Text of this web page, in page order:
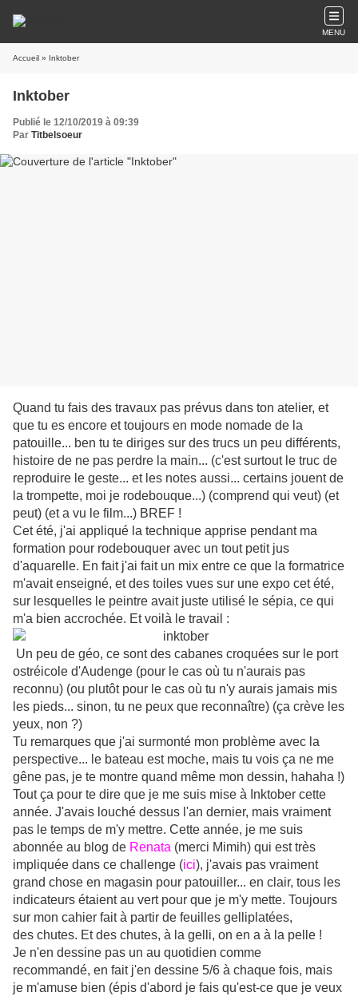
MENU
Accueil » Inktober
Inktober
Publié le 12/10/2019 à 09:39
Par Titbelsoeur
Quand tu fais des travaux pas prévus dans ton atelier, et
que tu es encore et toujours en mode nomade de la
patouille... ben tu te diriges sur des trucs un peu différents,
histoire de ne pas perdre la main... (c'est surtout le truc de
reproduire le geste... et les notes aussi... certains jouent de
la trompette, moi je rodebouque...) (comprend qui veut) (et
peut) (et a vu le film...) BREF !
Cet été, j'ai appliqué la technique apprise pendant ma
formation pour rodebouquer avec un tout petit jus
d'aquarelle. En fait j'ai fait un mix entre ce que la formatrice
m'avait enseigné, et des toiles vues sur une expo cet été,
sur lesquelles le peintre avait juste utilisé le sépia, ce qui
m'a bien accrochée. Et voilà le travail :
Un peu de géo, ce sont des cabanes croquées sur le port
ostréicole d'Audenge (pour le cas où tu n'aurais pas
reconnu) (ou plutôt pour le cas où tu n'y aurais jamais mis
les pieds... sinon, tu ne peux que reconnaître) (ça crève les
yeux, non ?)
Tu remarques que j'ai surmonté mon problème avec la
perspective... le bateau est moche, mais tu vois ça ne me
gêne pas, je te montre quand même mon dessin, hahaha !)
Tout ça pour te dire que je me suis mise à Inktober cette
année. J'avais louché dessus l'an dernier, mais vraiment
pas le temps de m'y mettre. Cette année, je me suis
abonnée au blog de Renata (merci Mimih) qui est très
impliquée dans ce challenge (ici), j'avais pas vraiment
grand chose en magasin pour patouiller... en clair, tous les
indicateurs étaient au vert pour que je m'y mette. Toujours
sur mon cahier fait à partir de feuilles gelliplatées,
des chutes. Et des chutes, à la gelli, on en a à la pelle !
Je n'en dessine pas un au quotidien comme
recommandé, en fait j'en dessine 5/6 à chaque fois, mais
je m'amuse bien (épis d'abord je fais qu'est-ce que je veux